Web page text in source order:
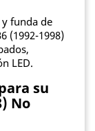
y funda de
(1992-1998)
LED.
su
No